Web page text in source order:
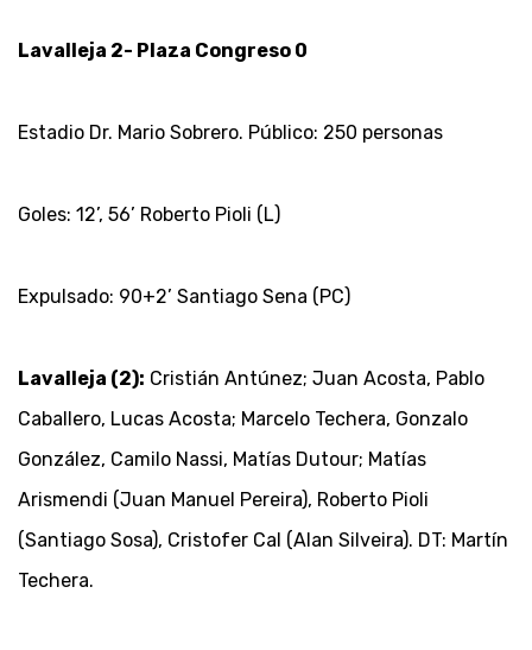
Lavalleja 2- Plaza Congreso 0
Estadio Dr. Mario Sobrero. Público: 250 personas
Goles: 12’, 56’ Roberto Pioli (L)
Expulsado: 90+2’ Santiago Sena (PC)
Lavalleja (2): Cristián Antúnez; Juan Acosta, Pablo
Caballero, Lucas Acosta; Marcelo Techera, Gonzalo
González, Camilo Nassi, Matías Dutour; Matías
Arismendi (Juan Manuel Pereira), Roberto Pioli
(Santiago Sosa), Cristofer Cal (Alan Silveira). DT: Martín
Techera.